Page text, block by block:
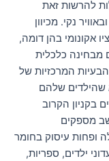
להרשות זאת
נקי. מכיוון
אקונומי בהן דומה,
מבחינה כלכלית
המרכזיות של
שהילדים שלהם
בקניון הקרוב
מספקים
ופחות עיסוק בחומר
ילדים, ספריות,